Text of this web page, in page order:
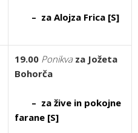
– za Alojza Frica [S]
19.00 Ponikvaza Jožeta
Bohorča
– za žive in pokojne
farane [S]